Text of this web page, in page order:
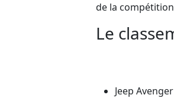
de la
Le
Jeep